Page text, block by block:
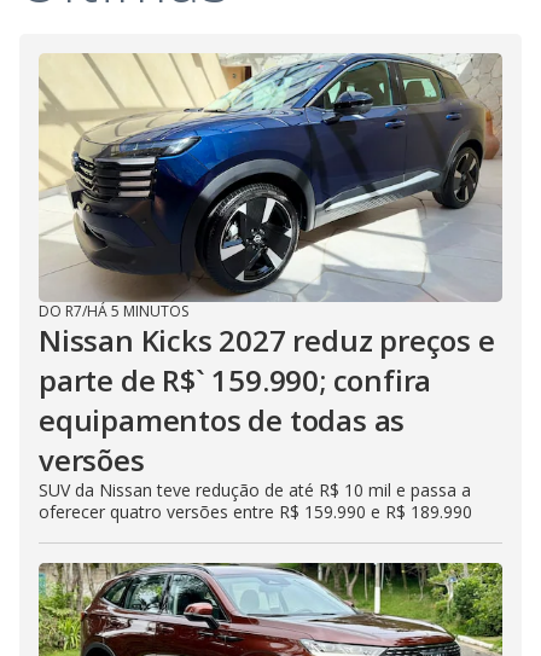
DO R7/HÁ 5 MINUTOS
Nissan Kicks 2027 reduz preços e
parte de R$` 159.990; confira
equipamentos de todas as
versões
SUV da Nissan teve redução de até R$ 10 mil e passa a
oferecer quatro versões entre R$ 159.990 e R$ 189.990